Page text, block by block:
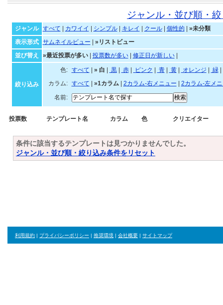
ジャンル・並び順・
ジャンル すべて カワイイ シンプル| キレイ クール| 個性的
»未分類
表示形式
サムネイルビュー
»リストビュー
並び替え
»最近投票が多い| 投票数が多い| 修正日が新しい|
絞り込み
色: すべて » 白 黒| 赤| ピンク 青| 黄| オレンジ 緑|
カラム:
すべて »1カラム| 2カラム-右メニュー
2カラム-左メ
名前:
投票数 テンプレート名 カラム 色 クリエイター
条件に該当するテンプレートは見つかりませんでした。
ジャンル・並び順・絞り込み条件をリセット
利用規約 | プライバシーポリシー | 推奨環境 | 会社概要 | サイトマップ